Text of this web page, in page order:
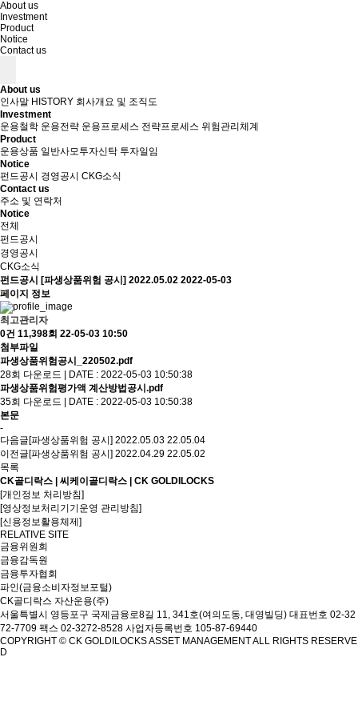
About us
Investment
Product
Notice
Contact us
About us
인사말 HISTORY 회사개요 및 조직도
Investment
운용철학 운용전략 운용프로세스 전략프로세스 위험관리체계
Product
운용상품 일반사모투자신탁 투자일임
Notice
펀드공시
경영공시 CKG소식
Contact us
주소 및 연락처
Notice
전체
펀드공시
경영공시
CKG소식
펀드공시
[파생상품위험 공시] 2022.05.02 2022-05-03
페이지 정보
최고관리자
0건 11,398회 22-05-03 10:50
첨부파일
파생상품위험공시_220502.pdf
28회 다운로드 | DATE : 2022-05-03 10:50:38
파생상품위험평가액 계산방법공시.pdf
35회 다운로드 | DATE : 2022-05-03 10:50:38
본문
-
다음글[파생상품위험 공시] 2022.05.03 22.05.04
이전글[파생상품위험 공시] 2022.04.29 22.05.02
목록
CK골디락스 | 씨케이골디락스 | CK GOLDILOCKS
[개인정보 처리방침]
[영상정보처리기기운영 관리방침]
[신용정보활용체제]
RELATIVE SITE
금융위원회
금융감독원
금융투자협회
파인(금융소비자정보포털)
CK골디락스 자산운용(주)
서울특별시 영등포구 국제금융로8길 11, 341호(여의도동, 대영빌딩) 대표번호 02-32
72-7709 팩스 02-3272-8528 사업자등록번호 105-87-69440
COPYRIGHT © CK GOLDILOCKS ASSET MANAGEMENT ALL RIGHTS RESERVE
D